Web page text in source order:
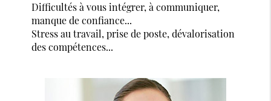
Difficultés à vous intégrer, à communiquer,
manque de confiance...
Stress au travail, prise de poste, dévalorisation
des compétences...